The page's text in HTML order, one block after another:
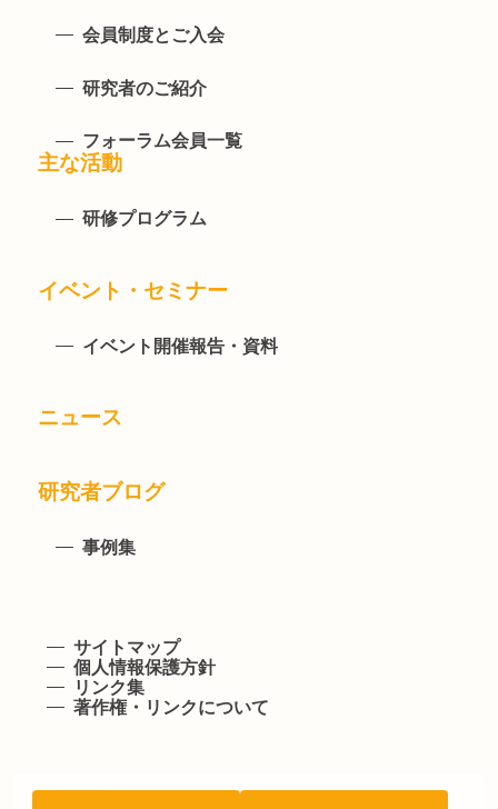
会員制度とご入会
研究者のご紹介
フォーラム会員一覧
主な活動
研修プログラム
イベント・セミナー
イベント開催報告・資料
ニュース
研究者ブログ
事例集
サイトマップ
個人情報保護方針
リンク集
著作権・リンクについて